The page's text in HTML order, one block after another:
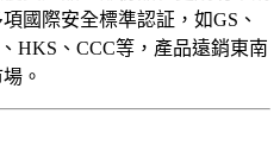
國際安全標準認証，如GS、
HKS、CCC等，產品遠銷東南
。